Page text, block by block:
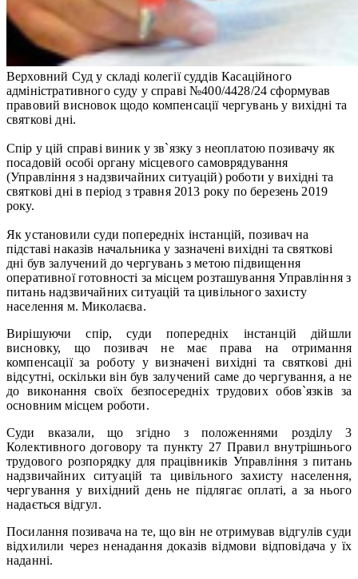
Верховний Суд у складі колегії суддів Касаційного
адміністративного суду у справі №400/4428/24 сформував
правовий висновок щодо компенсації чергувань у вихідні та
святкові дні.
Спір у цій справі виник у зв`язку з неоплатою позивачу як
посадовій особі органу місцевого самоврядування
(Управління з надзвичайних ситуацій) роботи у вихідні та
святкові дні в період з травня 2013 року по березень 2019
року.
Як установили суди попередніх інстанцій, позивач на
підставі наказів начальника у зазначені вихідні та святкові
дні був залучений до чергувань з метою підвищення
оперативної готовності за місцем розташування Управління з
питань надзвичайних ситуацій та цивільного захисту
населення м. Миколаєва.
Вирішуючи спір, суди попередніх інстанцій дійшли
висновку, що позивач не має права на отримання
компенсації за роботу у визначені вихідні та святкові дні
відсутні, оскільки він був залучений саме до чергування, а не
до виконання своїх безпосередніх трудових обов`язків за
основним місцем роботи.
Суди вказали, що згідно з положеннями розділу 3
Колективного договору та пункту 27 Правил внутрішнього
трудового розпорядку для працівників Управління з питань
надзвичайних ситуацій та цивільного захисту населення,
чергування у вихідний день не підлягає оплаті, а за нього
надається відгул.
Посилання позивача на те, що він не отримував відгулів суди
відхилили через ненадання доказів відмови відповідача у їх
наданні.